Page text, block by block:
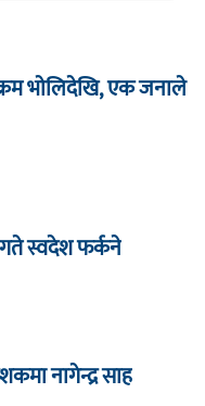
भाेलिदेखि, एक जनाले
गते स्वदेश फर्कने
नागेन्द्र साह